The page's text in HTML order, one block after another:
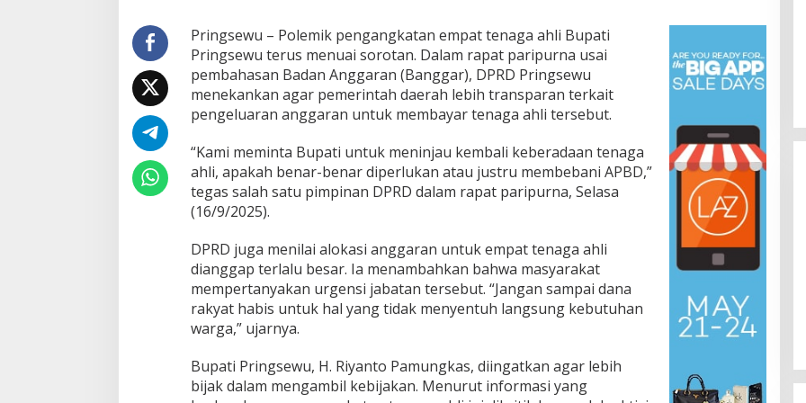
D
P
R
D
P
r
i
g
s
e
e
s
a
k
E
v
l
u
Pringsewu – Polemik pengangkatan empat tenaga ahli Bupati
Pringsewu terus menuai sorotan. Dalam rapat paripurna usai
pembahasan Badan Anggaran (Banggar), DPRD Pringsewu
menekankan agar pemerintah daerah lebih transparan terkait
pengeluaran anggaran untuk membayar tenaga ahli tersebut.
“Kami meminta Bupati untuk meninjau kembali keberadaan tenaga
ahli, apakah benar-benar diperlukan atau justru membebani APBD,”
tegas salah satu pimpinan DPRD dalam rapat paripurna, Selasa
(16/9/2025).
DPRD juga menilai alokasi anggaran untuk empat tenaga ahli
dianggap terlalu besar. Ia menambahkan bahwa masyarakat
mempertanyakan urgensi jabatan tersebut. “Jangan sampai dana
rakyat habis untuk hal yang tidak menyentuh langsung kebutuhan
warga,” ujarnya.
Bupati Pringsewu, H. Riyanto Pamungkas, diingatkan agar lebih
bijak dalam mengambil kebijakan. Menurut informasi yang
Lomba Lari 10K Meriahkan HUT
Ke-1 Kodam XXI/Radin Inten
Di Olahraga, TNI & POLRI | 5 Agustus 2026